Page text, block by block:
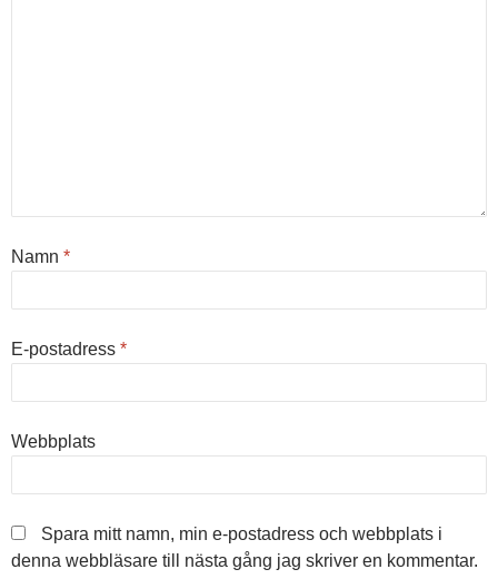
Namn *
E-postadress *
Webbplats
Spara mitt namn, min e-postadress och webbplats i
denna webbläsare till nästa gång jag skriver en kommentar.